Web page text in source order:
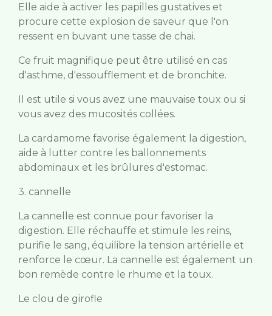
Elle aide à activer les papilles gustatives et
procure cette explosion de saveur que l'on
ressent en buvant une tasse de chai.
Ce fruit magnifique peut être utilisé en cas
d'asthme, d'essoufflement et de bronchite.
Il est utile si vous avez une mauvaise toux ou si
vous avez des mucosités collées.
La cardamome favorise également la digestion,
aide à lutter contre les ballonnements
abdominaux et les brûlures d'estomac.
3. cannelle
La cannelle est connue pour favoriser la
digestion. Elle réchauffe et stimule les reins,
purifie le sang, équilibre la tension artérielle et
renforce le cœur. La cannelle est également un
bon remède contre le rhume et la toux.
Le clou de girofle